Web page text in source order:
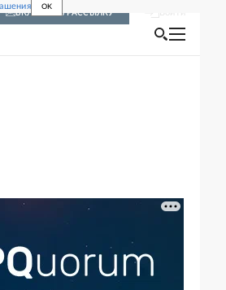
OK
ВКЛЮЧИТЬ РАССЫЛКУ